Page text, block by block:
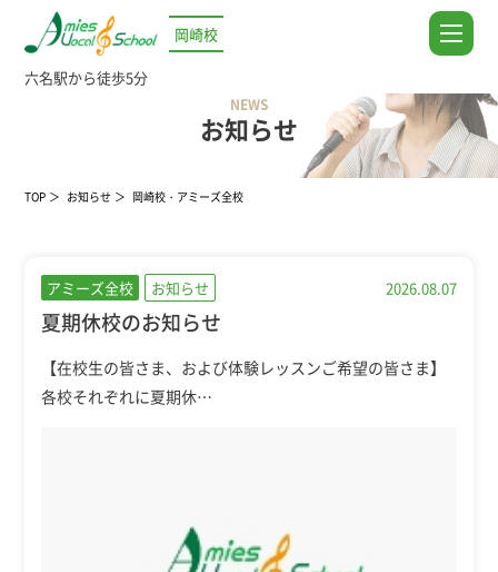
岡崎校
六名駅から徒歩5分
NEWS
お知らせ
TOP お知らせ 岡崎校・アミーズ全校
アミーズ全校 お知らせ 2026.08.07
夏期休校のお知らせ
【在校生の皆さま、および体験レッスンご希望の皆さま】
各校それぞれに夏期休…